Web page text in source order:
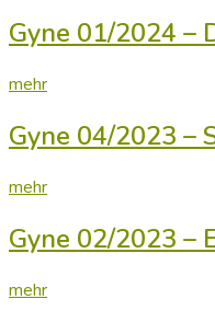
Gyne 01/2024 –
mehr
Gyne 04/2023 –
mehr
Gyne 02/2023 –
mehr